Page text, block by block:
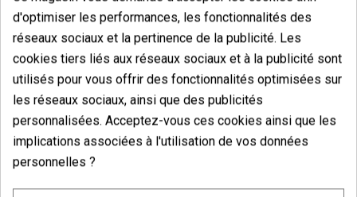
Commentaires surStrain Box 3
Il n'y a pas d'avis dans votre langue, vérifiez-les tous en
cliquant sur « avis dans d'autres langues ».
d'optimiser les performances, les fonctionnalités des
réseaux sociaux et la pertinence de la publicité. Les
cookies tiers liés aux réseaux sociaux et à la publicité sont
utilisés pour vous offrir des fonctionnalités optimisées sur
les réseaux sociaux, ainsi que des publicités
personnalisées. Acceptez-vous ces cookies ainsi que les
implications associées à l'utilisation de vos données
personnelles ?